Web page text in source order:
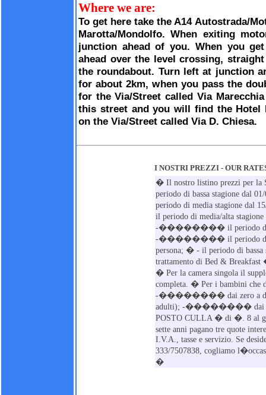
Where we are:
To get here take the A14 Autostrada/
Marotta/Mondolfo. When exiting
junction ahead of you. When you
ahead over the level crossing,
the roundabout. Turn left at junction
for about 2km, when you pass the
for the Via/Street called Via
this street and you will find the Hotel
on the Via/Street called Via D. Chiesa.
I NOSTRI PREZZI - OUR
� Il nostro listino prezzi
periodo di bassa stagione
periodo di media stagione
il periodo di media/alta
-�������� il periodo di alta
-�������� il periodo di
persona; � - il periodo di
trattamento di Bed &
� Per la camera singola il
completa. � Per i bambini che
-�������� dai zero a due
adulti); -�������� dai 3
POSTO CULLA � di �. 8 al
sette anni pagano tre quote
I.V.A., tasse e servizio. Se
333/7507838, cogliamo
�